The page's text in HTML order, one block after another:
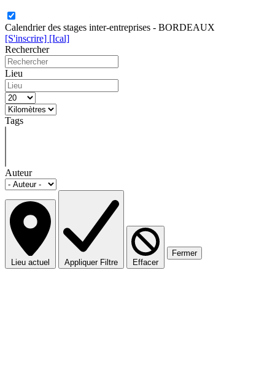
Calendrier des stages inter-entreprises - BORDEAUX
[S'inscrire] [Ical]
Rechercher
Lieu
Tags
Auteur
Lieu actuel Appliquer Filtre Effacer
Fermer